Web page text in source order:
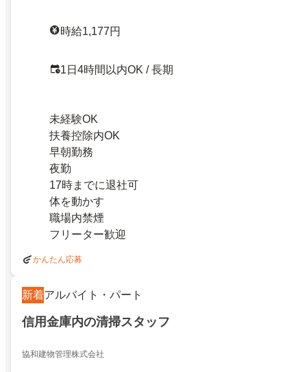
時給1,177円
1日4時間以内OK / 長期
未経験OK
扶養控除内OK
早朝勤務
夜勤
17時までに退社可
体を動かす
職場内禁煙
フリーター歓迎
かんたん応募
新着アルバイト・パート
信用金庫内の清掃スタッフ
協和建物管理株式会社